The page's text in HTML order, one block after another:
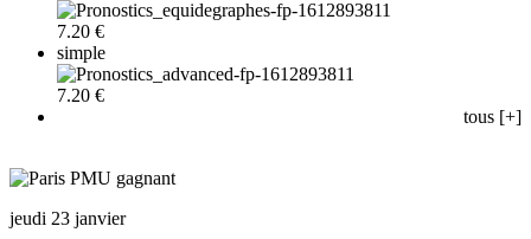
7.20 €
simple
7.20 €
tous [+]
jeudi 23 janvier